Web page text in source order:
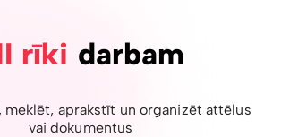
rīki darbam
meklēt, aprakstīt un organizēt attēlus
vai dokumentus